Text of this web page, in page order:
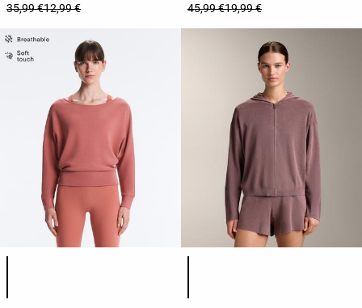
35,99 €12,99 €
45,99 €19,99 €
Llista de colors del producte Llista de colors del producte